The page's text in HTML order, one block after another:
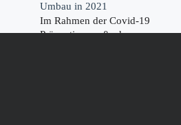
Umbau in 2021
Im Rahmen der Covid-19
Präventionsmaßnahmen